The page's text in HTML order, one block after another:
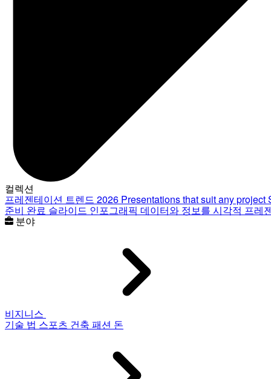
컬렉션
프레젠테이션 트렌드 2026 Presentations that suit any project
준비 완료 슬라이드 인포그래픽 데이터와 정보를 시각적 프레
분야
비지니스
기술 법 스포츠 건축 패션 돈